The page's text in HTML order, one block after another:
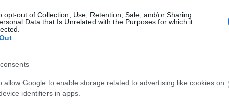
opt-out of Collection, Use, Retention, Sale, and/or Sharing
Data that Is Unrelated with the Purposes for which it
allow Google to enable storage related to advertising like cookies on
identifiers in apps.